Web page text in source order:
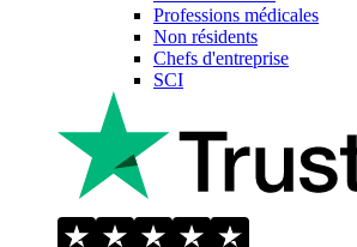
Professions médicales
Non résidents
Chefs d'entreprise
SCI